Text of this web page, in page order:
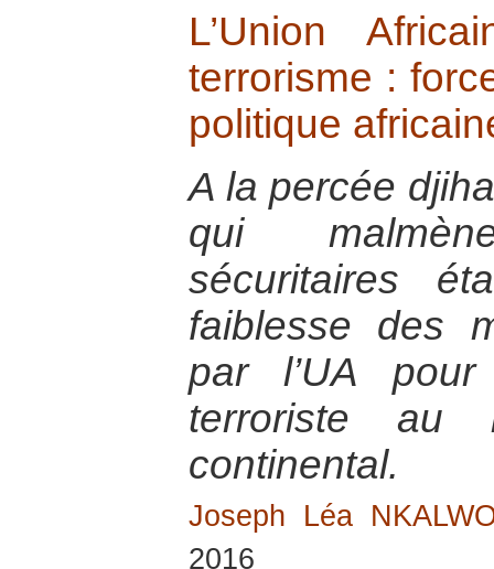
L’Union
terrorisme :
politique
A la percée
qui
sécuritaires
faiblesse des
par l’UA
terroriste au
continental.
Joseph Léa
2016